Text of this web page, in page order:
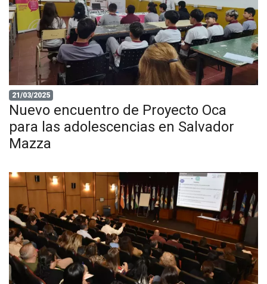
21/03/2025
Nuevo encuentro de Proyecto Oca
para las adolescencias en Salvador
Mazza